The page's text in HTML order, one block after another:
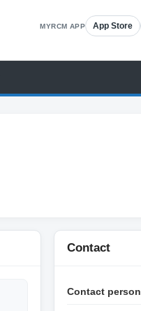
MYRCM APP App Store
Contact
Contact person